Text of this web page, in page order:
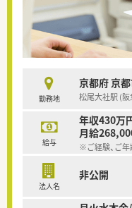
勤務地
京都府 京
松尾大社駅 (
給与
年収430万
月給
※ご経験、ご
法人名
非公開